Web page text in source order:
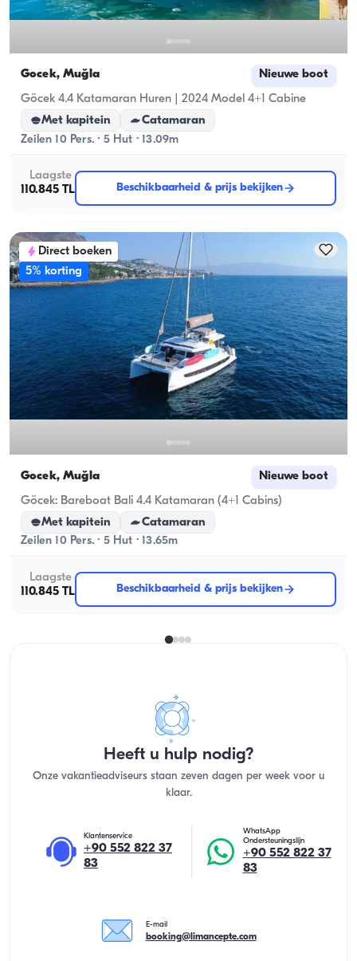
Gocek, Muğla Nieuwe boot
Göcek 4.4 Katamaran Huren | 2024 Model 4+1 Cabine
Met kapitein
Catamaran
Zeilen 10 Pers. · 5 Hut · 13.09m
Laagste
110.845 TL
Beschikbaarheid & prijs bekijken
Direct boeken
5% korting
Gocek, Muğla Nieuwe boot
Göcek: Bareboat Bali 4.4 Katamaran (4+1 Cabins)
Met kapitein
Catamaran
Zeilen 10 Pers. · 5 Hut · 13.65m
Laagste
110.845 TL
Beschikbaarheid & prijs bekijken
Heeft u hulp nodig?
Onze vakantieadviseurs staan zeven dagen per week voor u
klaar.
Klantenservice
+90 552 822 37
83
WhatsApp
Ondersteuningslijn
+90 552 822 37
83
E-mail
booking@limancepte.com